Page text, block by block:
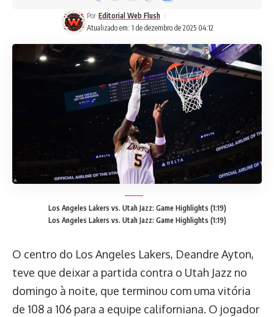
Atualizado em: 1 de dezembro de 2025 04:12
Por Editorial Web Flush
Los Angeles Lakers vs. Utah Jazz: Game Highlights (1:19)
Los Angeles Lakers vs. Utah Jazz: Game Highlights (1:19)
O centro do Los Angeles Lakers, Deandre Ayton,
teve que deixar a partida contra o Utah Jazz no
domingo à noite, que terminou com uma vitória
de 108 a 106 para a equipe californiana. O jogador